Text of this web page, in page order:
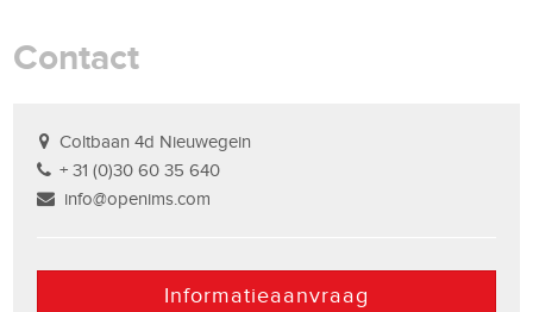
Contact
Coltbaan 4d Nieuwegein
+ 31 (0)30 60 35 640
info@openims.com
Informatieaanvraag